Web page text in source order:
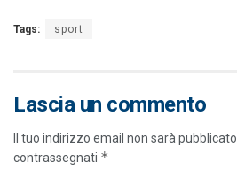
Tags: sport
Lascia un commento
Il tuo indirizzo email non sarà pubblicato.
contrassegnati *